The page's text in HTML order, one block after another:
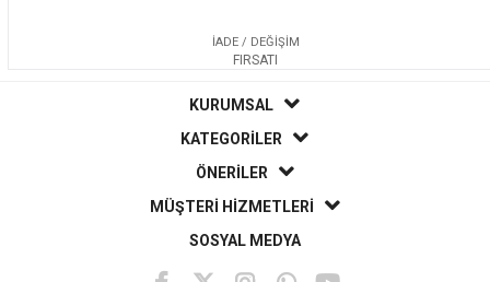
İADE / DEĞİŞİM
FIRSATI
KURUMSAL
KATEGORİLER
ÖNERİLER
MÜŞTERİ HİZMETLERİ
SOSYAL MEDYA